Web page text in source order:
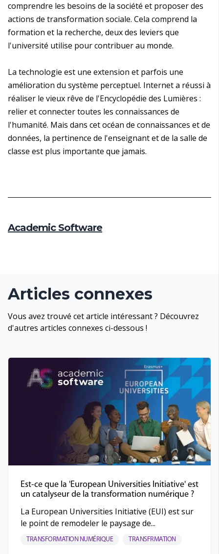
comprendre les besoins de la société et proposer des
actions de transformation sociale. Cela comprend la
formation et la recherche, deux des leviers que
l'université utilise pour contribuer au monde.
La technologie est une extension et parfois une
amélioration du système perceptuel. Internet a réussi à
réaliser le vieux rêve de l'Encyclopédie des Lumières :
relier et connecter toutes les connaissances de
l'humanité. Mais dans cet océan de connaissances et de
données, la pertinence de l'enseignant et de la salle de
classe est plus importante que jamais.
Academic Software
Articles connexes
Vous avez trouvé cet article intéressant ? Découvrez
d'autres articles connexes ci-dessous !
Est-ce que la 'European Universities Initiative' est
un catalyseur de la transformation numérique ?
La European Universities Initiative (EUI) est sur
le point de remodeler le paysage de...
TRANSFORMATION NUMÉRIQUE TRANSFRMATION